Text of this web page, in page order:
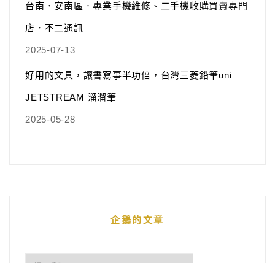
台南．安南區．專業手機維修、二手機收購買賣專門
店．不二通訊
2025-07-13
好用的文具，讓書寫事半功倍，台灣三菱鉛筆uni
JETSTREAM 溜溜筆
2025-05-28
企鵝的文章